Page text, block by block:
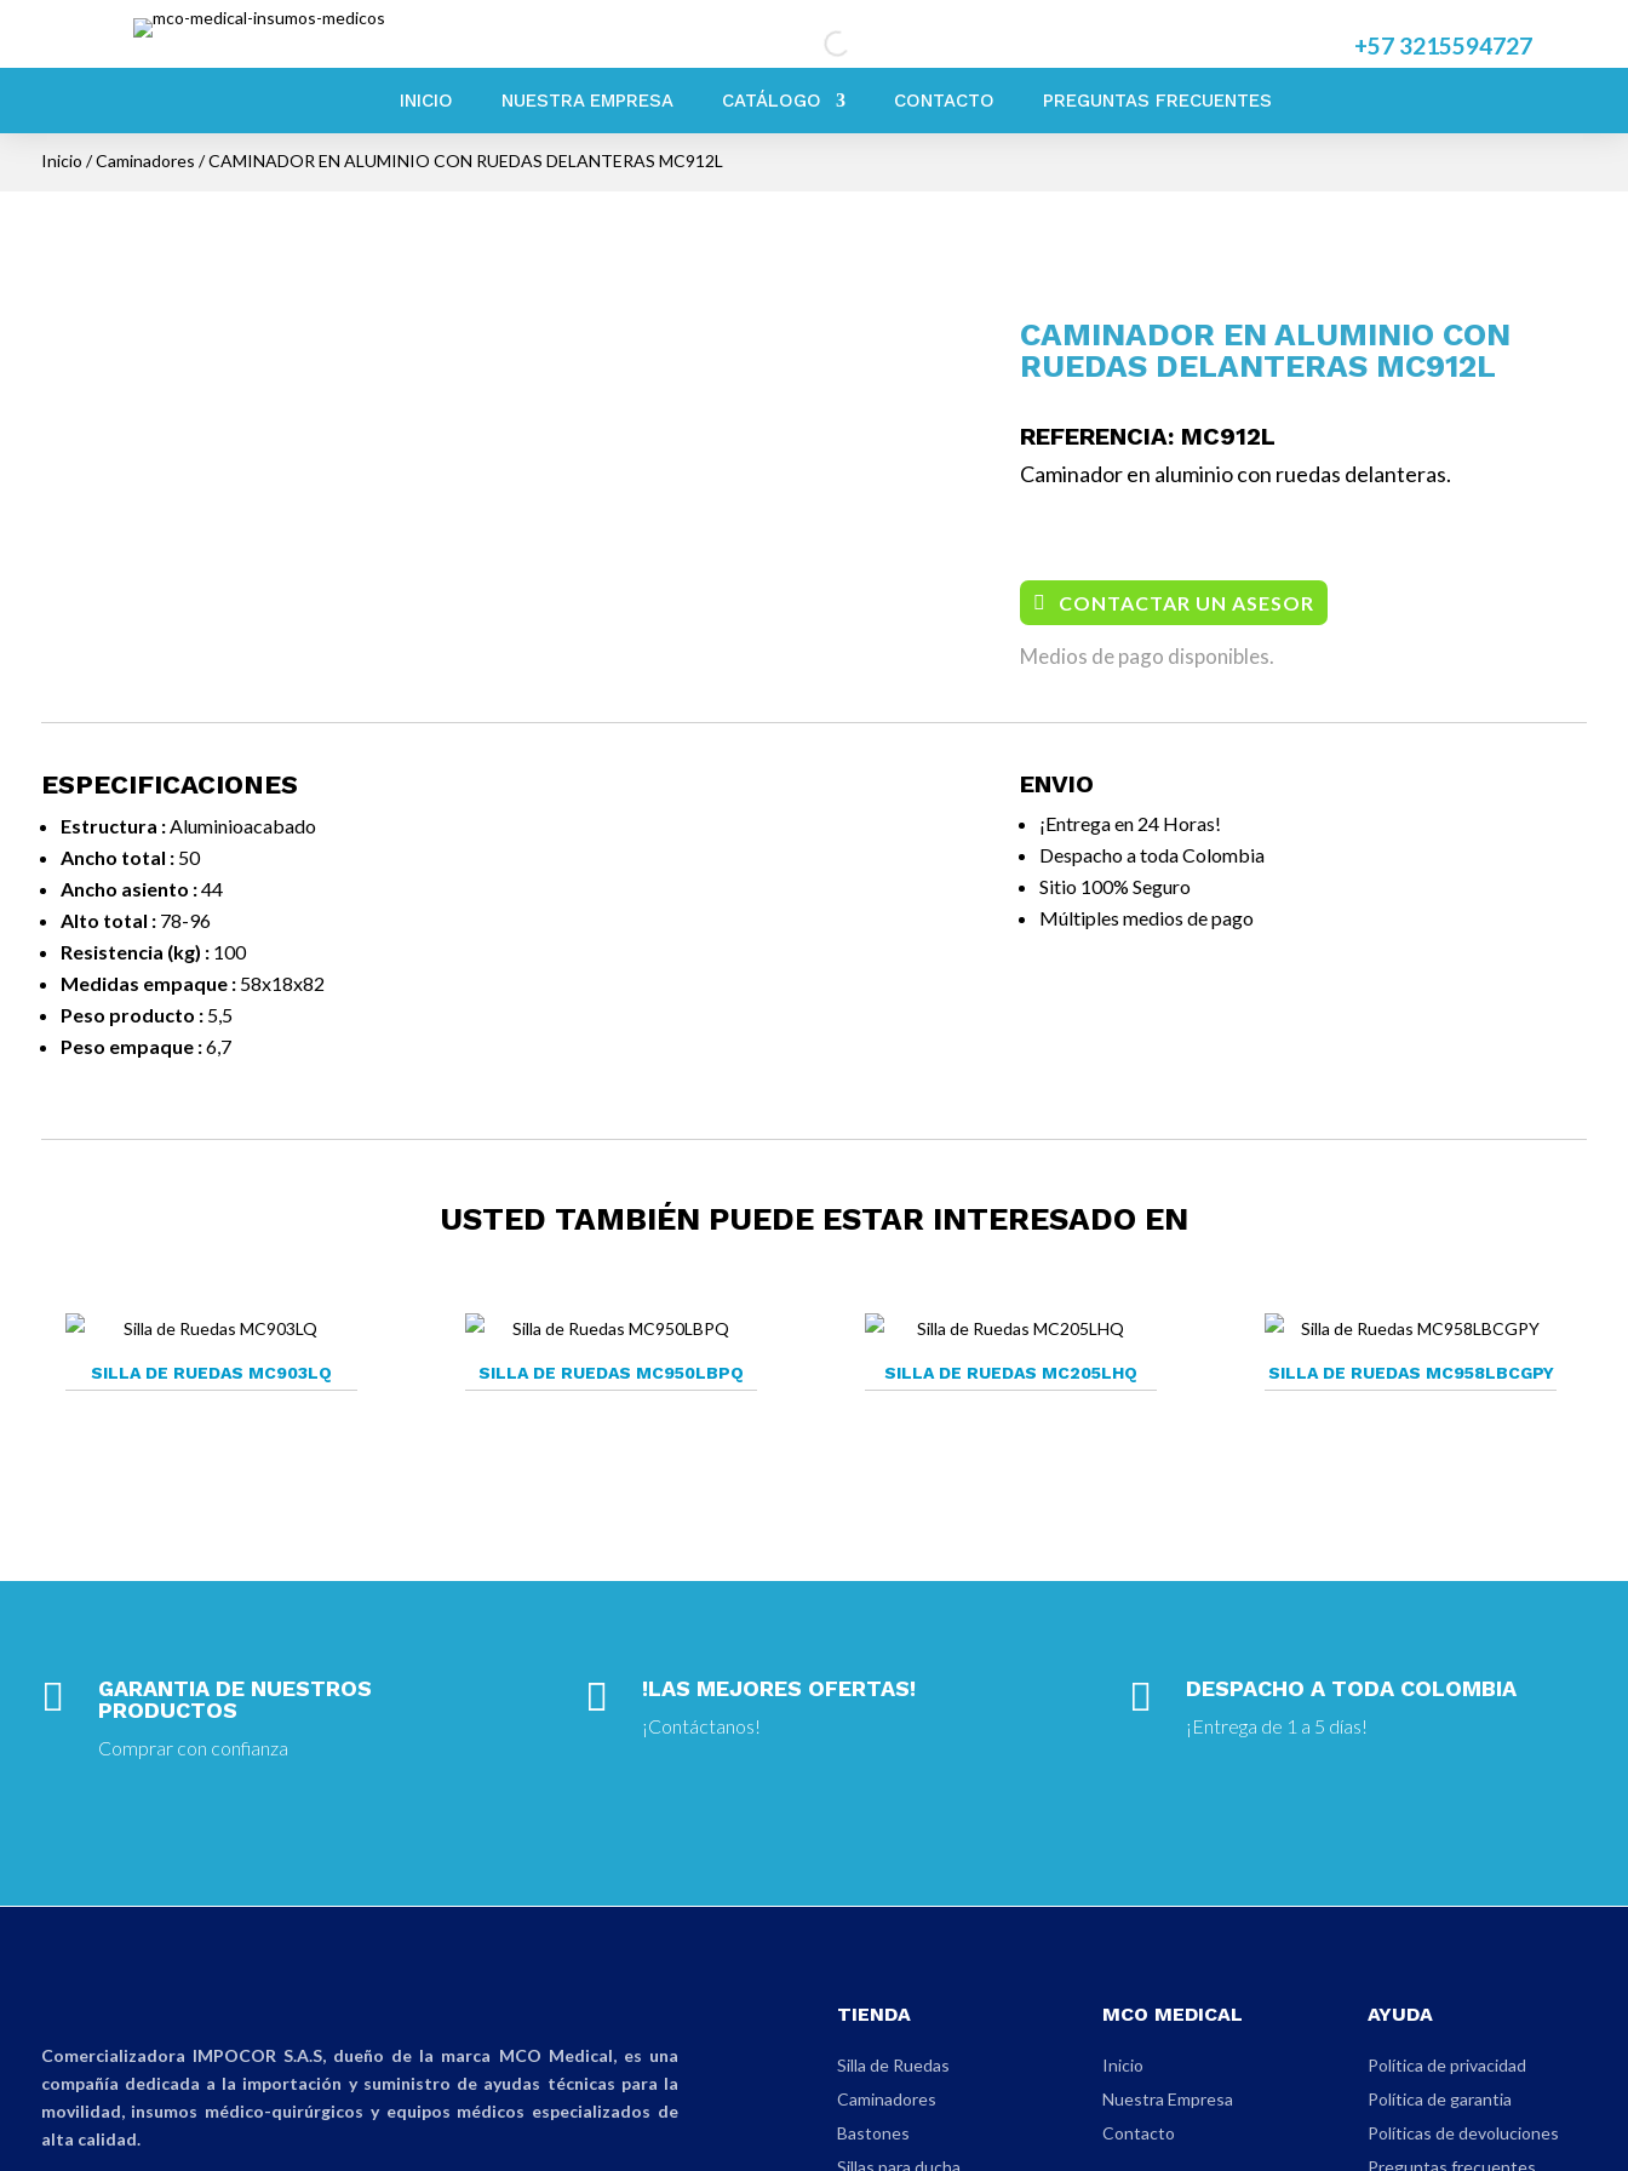
+57 3215594727
INICIO NUESTRA EMPRESA CATÁLOGO CONTACTO PREGUNTAS FRECUENTES
Inicio /Caminadores / CAMINADOR EN ALUMINIO CON RUEDAS DELANTERAS MC912L
CAMINADOR EN ALUMINIO CON
RUEDAS DELANTERAS MC912L
REFERENCIA: MC912L
Caminador en aluminio con ruedas delanteras.
CONTACTAR UN ASESOR
Medios de pago disponibles.
ESPECIFICACIONES
Estructura :Aluminioacabado
Ancho total :50
Ancho asiento :44
Alto total :78-96
Resistencia (kg) :100
Medidas empaque :58x18x82
Peso producto :5,5
Peso empaque :6,7
ENVIO
¡Entrega en 24 Horas!
Despacho a toda Colombia
Sitio 100% Seguro
Múltiples medios de pago
USTED TAMBIÉN PUEDE ESTAR INTERESADO EN
SILLA DE RUEDAS MC903LQ SILLA DE RUEDAS MC950LBPQ SILLA DE RUEDAS MC205LHQ SILLA DE RUEDAS MC958LBCGPY

GARANTIA DE NUESTROS
PRODUCTOS
Comprar con confianza
 !LAS MEJORES OFERTAS!
¡Contáctanos!
 DESPACHO A TODA COLOMBIA
¡Entrega de 1 a 5 días!
Comercializadora IMPOCOR S.A.S, dueño de la marca MCO Medical, es una
compañía dedicada a la importación y suministro de ayudas técnicas para la
movilidad, insumos médico-quirúrgicos y equipos médicos especializados de
alta calidad.
TIENDA
Silla de Ruedas
Caminadores
Bastones
Sillas para ducha
MCO MEDICAL
Inicio
Nuestra Empresa
Contacto
AYUDA
Política de privacidad
Política de garantia
Políticas de devoluciones
Preguntas frecuentes